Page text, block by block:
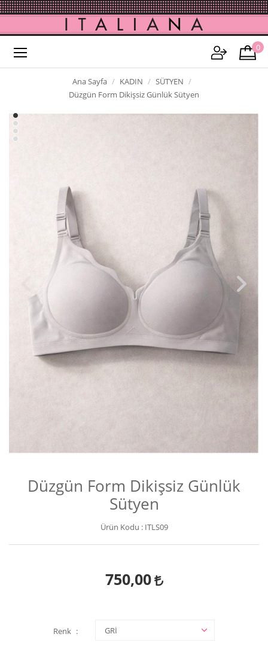
0
Ana Sayfa KADIN
SÜTYEN
Düzgün Form Dikişsiz Günlük Sütyen
Düzgün Form Dikişsiz Günlük
Sütyen
Ürün Kodu : ITLS09
750,00
Renk